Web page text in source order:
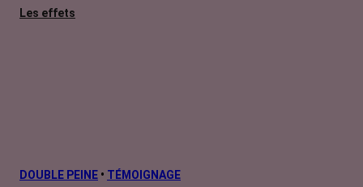
Les effets
L’après cancer
DOUBLE PEINE • TÉMOIGNAGE